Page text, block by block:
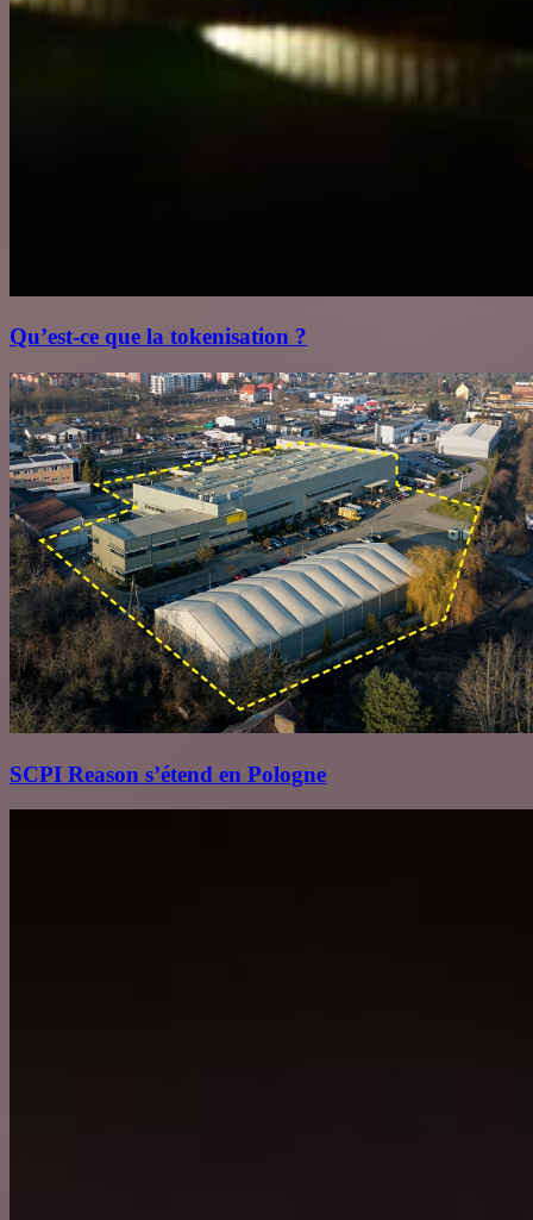
Qu’est‑ce que la tokenisation ?
SCPI Reason s’étend en Pologne